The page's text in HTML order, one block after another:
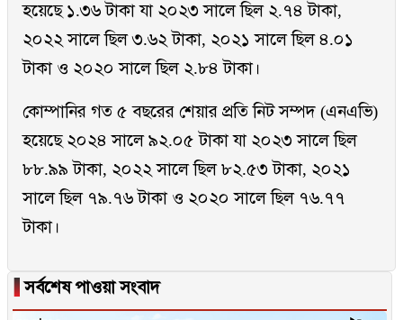
হয়েছে ১.৩৬ টাকা যা ২০২৩ সালে ছিল ২.৭৪ টাকা,
২০২২ সালে ছিল ৩.৬২ টাকা, ২০২১ সালে ছিল ৪.০১
টাকা ও ২০২০ সালে ছিল ২.৮৪ টাকা।
কোম্পানির গত ৫ বছরের শেয়ার প্রতি নিট সম্পদ (এনএভি)
হয়েছে ২০২৪ সালে ৯২.০৫ টাকা যা ২০২৩ সালে ছিল
৮৮.৯৯ টাকা, ২০২২ সালে ছিল ৮২.৫৩ টাকা, ২০২১
সালে ছিল ৭৯.৭৬ টাকা ও ২০২০ সালে ছিল ৭৬.৭৭
টাকা।
▐সর্বশেষ পাওয়া সংবাদ